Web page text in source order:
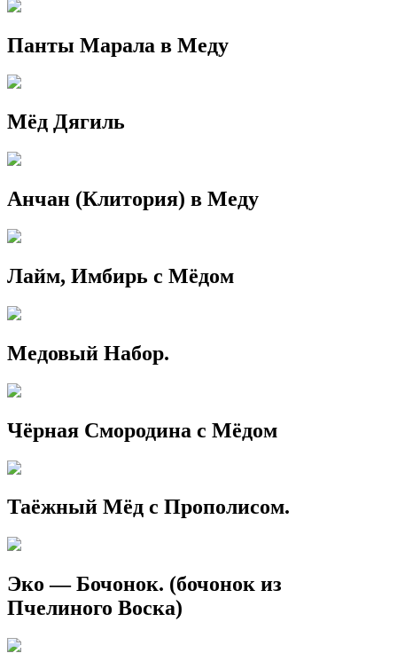
Панты Марала в Меду
Мёд Дягиль
Анчан (Клитория) в Меду
Лайм, Имбирь с Мёдом
Медовый Набор.
Чёрная Смородина с Мёдом
Таёжный Мёд с Прополисом.
Эко — Бочонок. (бочонок из
Пчелиного Воска)